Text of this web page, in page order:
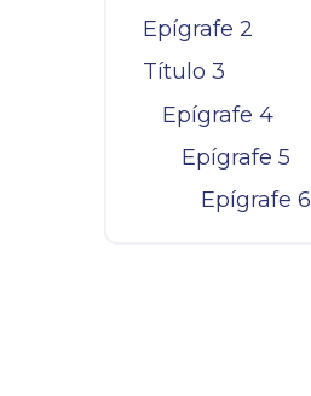
Epígrafe 2
Título 3
Epígrafe 4
Epígrafe 5
Epígrafe 6